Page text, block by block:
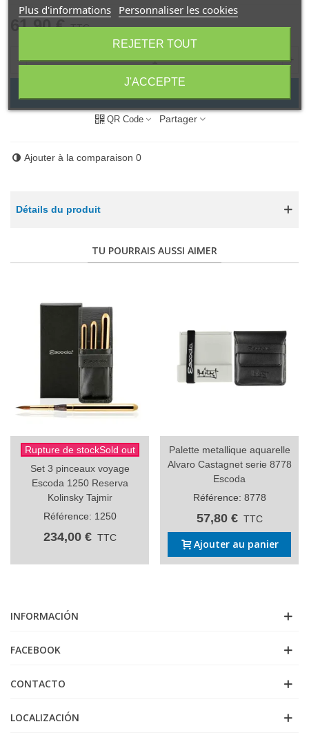
61,90 € TTC
- +
QR Code Partager
Ajouter à la comparaison 0
Détails du produit
TU POURRAIS AUSSI AIMER
Rupture de stockSold out
Set 3 pinceaux voyage
Escoda 1250 Reserva
Kolinsky Tajmir
Référence: 1250
234,00 € TTC
Palette metallique aquarelle
Alvaro Castagnet serie 8778
Escoda
Référence: 8778
57,80 € TTC
Ajouter au panier
INFORMACIÓN
FACEBOOK
CONTACTO
LOCALIZACIÓN
Plus d'informations Personnaliser les cookies
REJETER TOUT
J'ACCEPTE